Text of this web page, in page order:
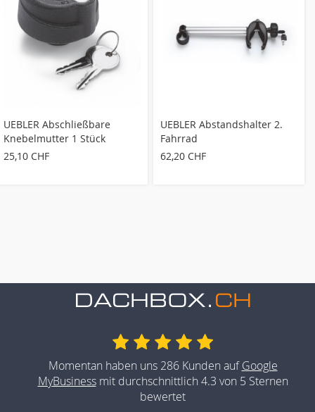
UEBLER Abschließbare
Knebelmutter 1 Stück
25,10 CHF
UEBLER Abstandshalter 2.
Fahrrad
62,20 CHF
Momentan haben uns 286 Kunden aufGoogle
MyBusinessmit durchschnittlich 4.3 von 5 Sternen
bewertet